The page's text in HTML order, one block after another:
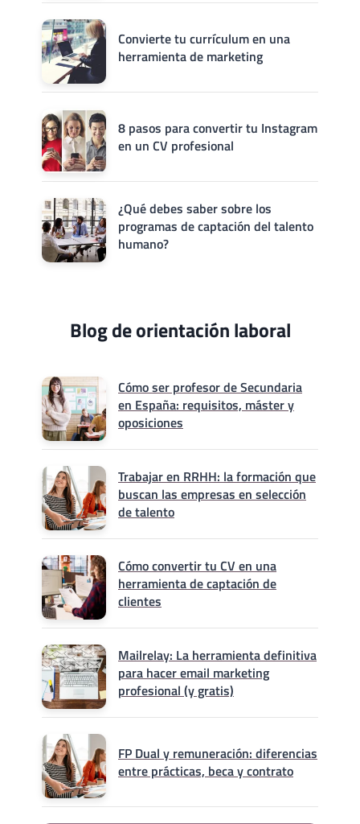
Convierte tu currículum en una
herramienta de marketing
8 pasos para convertir tu Instagram
en un CV profesional
¿Qué debes saber sobre los
programas de captación del talento
humano?
Blog de orientación laboral
Cómo ser profesor de Secundaria
en España: requisitos, máster y
oposiciones
Trabajar en RRHH: la formación que
buscan las empresas en selección
de talento
Cómo convertir tu CV en una
herramienta de captación de
clientes
Mailrelay: La herramienta definitiva
para hacer email marketing
profesional (y gratis)
FP Dual y remuneración: diferencias
entre prácticas, beca y contrato